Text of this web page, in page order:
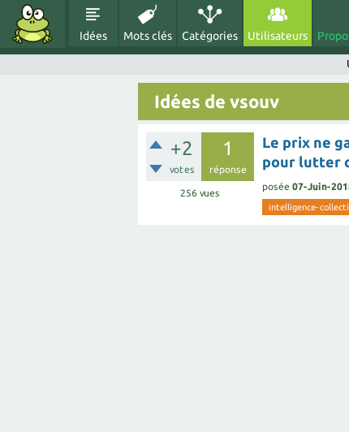
Idées Mots clés Catégories Utilisateurs
Idées de vsouv
+2
votes
1
réponse
256 vues
Le prix ne
pour lutter
posée 07-Juin-
intelligence-